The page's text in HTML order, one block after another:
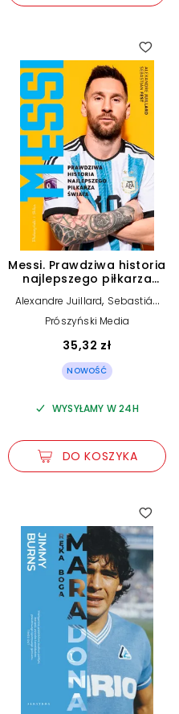
Messi. Prawdziwa historia
najlepszego piłkarza
Alexandre Juillard, Sebastián
Fest
Prószyński Media
35,32 zł
NOWOŚĆ
WYSYŁAMY W 24H
DO KOSZYKA